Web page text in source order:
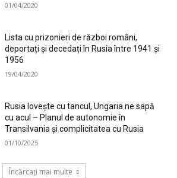
01/04/2020
Lista cu prizonieri de război români,
deportați și decedați în Rusia între 1941 și
1956
19/04/2020
Rusia lovește cu tancul, Ungaria ne sapă
cu acul – Planul de autonomie în
Transilvania și complicitatea cu Rusia
01/10/2025
Încărcați mai multe